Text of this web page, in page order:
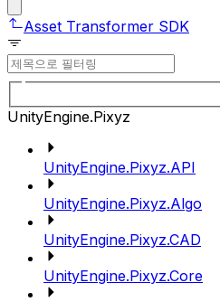
Asset Transformer SDK
UnityEngine.Pixyz
UnityEngine.Pixyz.API
UnityEngine.Pixyz.Algo
UnityEngine.Pixyz.CAD
UnityEngine.Pixyz.Core